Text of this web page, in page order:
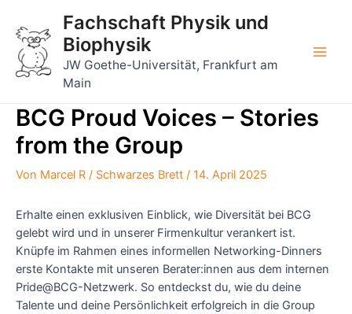
Inhalt
springen
Fachschaft Physik und
Biophysik
JW Goethe-Universität, Frankfurt am
Main
BCG Proud Voices – Stories
from the Group
Von Marcel R / Schwarzes Brett / 14. April 2025
Erhalte einen exklusiven Einblick, wie Diversität bei BCG
gelebt wird und in unserer Firmenkultur verankert ist.
Knüpfe im Rahmen eines informellen Networking-Dinners
erste Kontakte mit unseren Berater:innen aus dem internen
Pride@BCG-Netzwerk. So entdeckst du, wie du deine
Talente und deine Persönlichkeit erfolgreich in die Group